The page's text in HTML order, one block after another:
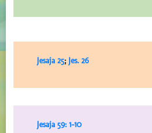
Jesaja 25; Jes. 26
Jesaja 59: 1-10